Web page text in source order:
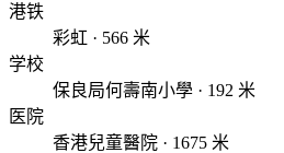
港铁
彩虹 · 566 米
学校
保良局何壽南小學 · 192 米
医院
香港兒童醫院 · 1675 米